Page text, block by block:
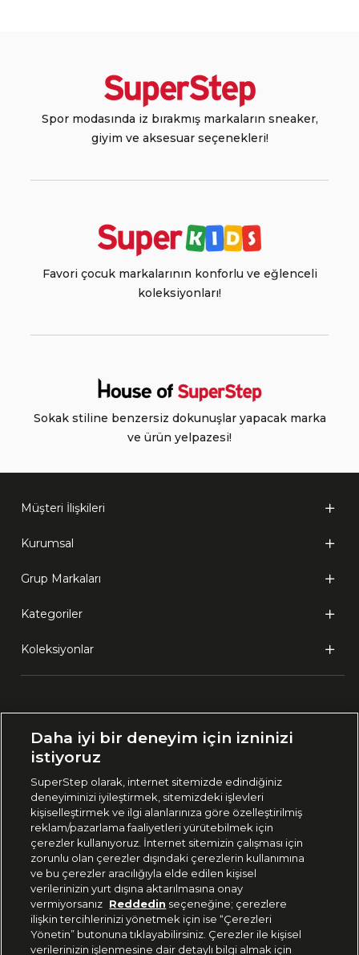
Spor modasında iz bırakmış markaların sneaker,
giyim ve aksesuar seçenekleri!
Favori çocuk markalarının konforlu ve eğlenceli
koleksiyonları!
Sokak stiline benzersiz dokunuşlar yapacak marka
ve ürün yelpazesi!
Müşteri İlişkileri
Kurumsal
Grup Markaları
Kategoriler
Koleksiyonlar
🇹🇷 Türkiye
444 37 36
Uygulamadan Takip Edin
Daha iyi bir deneyim için izninizi
istiyoruz
SuperStep olarak, internet sitemizde edindiğiniz
deneyiminizi iyileştirmek, sitemizdeki işlevleri
kişiselleştirmek ve ilgi alanlarınıza göre özelleştirilmiş
reklam/pazarlama faaliyetleri yürütebilmek için
çerezler kullanıyoruz. İnternet sitemizin çalışması için
zorunlu olan çerezler dışındaki çerezlerin kullanımına
ve bu çerezler aracılığıyla elde edilen kişisel
verilerinizin yurt dışına aktarılmasına onay
vermiyorsanız Reddedin seçeneğine; çerezlere
ilişkin tercihlerinizi yönetmek için ise “Çerezleri
Yönetin” butonuna tıklayabilirsiniz. Çerezler ile kişisel
verilerinizin işlenmesine dair detaylı bilgi almak için